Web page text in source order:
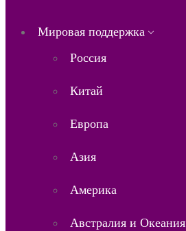
Мировая поддержка
Россия
Китай
Европа
Азия
Америка
Австралия и Океания